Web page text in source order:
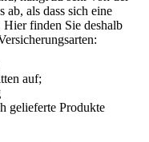
ab, als dass sich eine
finden Sie deshalb
auf;
gelieferte Produkte